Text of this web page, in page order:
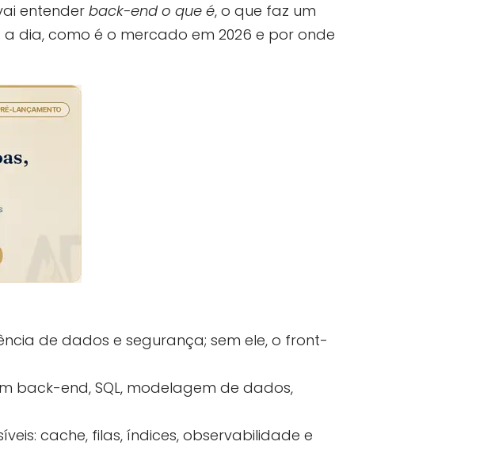
entender back-end o que é, o que faz um
dia, como é o mercado em 2026 e por onde
de dados e segurança; sem ele, o front-
back-end, SQL, modelagem de dados,
cache, filas, índices, observabilidade e